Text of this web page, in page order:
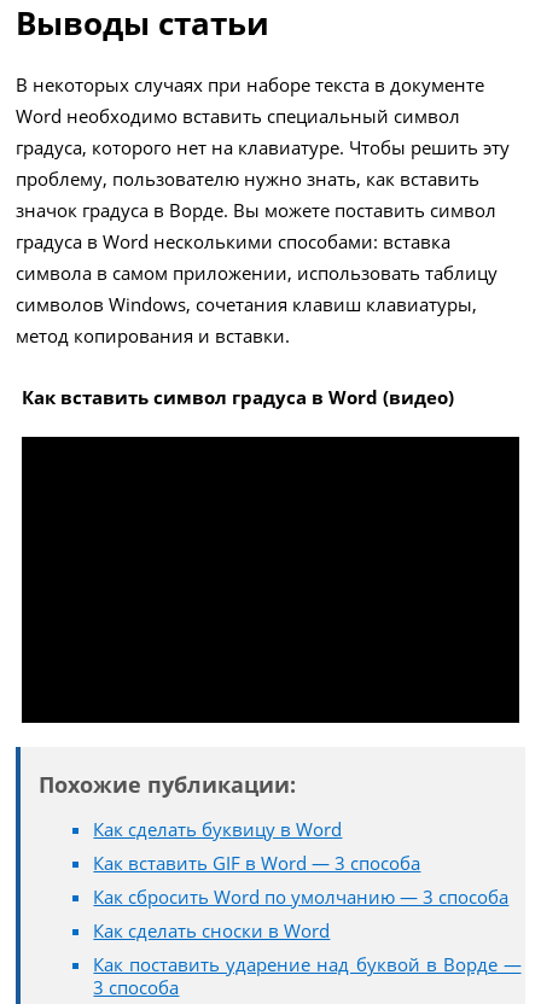
Выводы статьи
В некоторых случаях при наборе текста в документе
Word необходимо вставить специальный символ
градуса, которого нет на клавиатуре. Чтобы решить эту
проблему, пользователю нужно знать, как вставить
значок градуса в Ворде. Вы можете поставить символ
градуса в Word несколькими способами: вставка
символа в самом приложении, использовать таблицу
символов Windows, сочетания клавиш клавиатуры,
метод копирования и вставки.
Как вставить символ градуса в Word (видео)
Похожие публикации:
Как сделать буквицу в Word
Как вставить GIF в Word — 3 способа
Как сбросить Word по умолчанию — 3 способа
Как сделать сноски в Word
Как поставить ударение над буквой в Ворде —
3 способа